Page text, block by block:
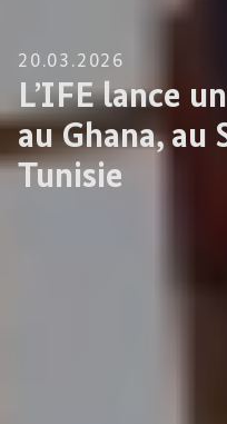
20.03.2026
L’IFE lance
au Ghana, au
Tunisie